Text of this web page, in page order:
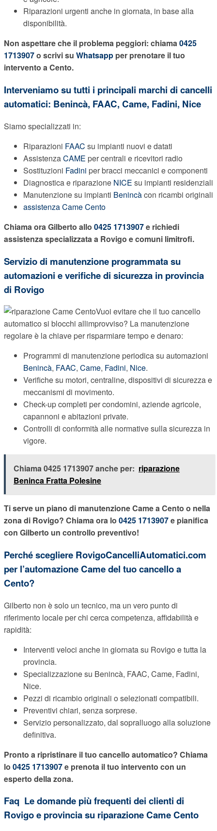
Riparazioni urgenti anche in giornata, in base alla
disponibilità.
Non aspettare che il problema peggiori: chiama0425
1713907o scrivi su Whatsapp per prenotare il tuo
intervento a Cento.
Interveniamo su tutti i principali marchi di cancelli
automatici: Benincà, FAAC, Came, Fadini, Nice
Siamo specializzati in:
Riparazioni FAAC su impianti nuovi e datati
AssistenzaCAME per centrali e ricevitori radio
Sostituzioni Fadini per bracci meccanici e componenti
Diagnostica e riparazione NICE su impianti residenziali
Manutenzione su impianti Benincàcon ricambi originali
assistenza Came Cento
Chiama ora Gilberto allo 0425 1713907e richiedi
assistenza specializzata a Rovigo e comuni limitrofi.
Servizio di manutenzione programmata su
automazioni e verifiche di sicurezza in provincia
di Rovigo
Vuoi evitare che il tuo cancello
automatico si blocchi allimprovviso? La manutenzione
regolare è la chiave per risparmiare tempo e denaro:
Programmi di manutenzione periodica su automazioni
Benincà, FAAC, Came, Fadini, Nice.
Verifiche su motori, centraline, dispositivi di sicurezza e
meccanismi di movimento.
Check-up completi per condomini, aziende agricole,
capannoni e abitazioni private.
Controlli di conformità alle normative sulla sicurezza in
vigore.
Chiama 0425 1713907 anche per: riparazione
Beninca Fratta Polesine
Ti serve un piano di manutenzione Came a Cento o nella
zona di Rovigo? Chiama ora lo 0425 1713907e pianifica
con Gilberto un controllo preventivo!
Perché scegliere RovigoCancelliAutomatici.com
per l’automazione Came del tuo cancello a
Cento?
Gilberto non è solo un tecnico, ma un vero punto di
riferimento locale per chi cerca competenza, affidabilità e
rapidità:
Interventi veloci anche in giornata su Rovigo e tutta la
provincia.
Specializzazione su Benincà, FAAC, Came, Fadini,
Nice.
Pezzi di ricambio originali o selezionati compatibili.
Preventivi chiari, senza sorprese.
Servizio personalizzato, dal sopralluogo alla soluzione
definitiva.
Pronto a ripristinare il tuo cancello automatico? Chiama
lo 0425 1713907e prenota il tuo intervento con un
esperto della zona.
Faq  Le domande più frequenti dei clienti di
Rovigo e provincia su riparazione Came Cento